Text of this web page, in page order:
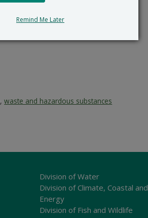
,waste and hazardous substances
Division of Water
Division of Climate, Coastal and
Energy
Division of Fish and Wildlife
Remind Me Later